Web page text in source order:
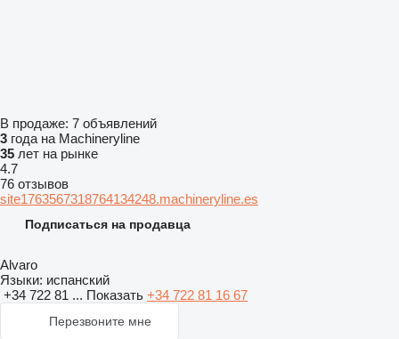
В продаже: 7 объявлений
3 года на Machineryline
35 лет на рынке
4.7
76 отзывов
site1763567318764134248.machineryline.es
Подписаться на продавца
Alvaro
Языки: испанский
+34 722 81 ... Показать +34 722 81 16 67
Перезвоните мне